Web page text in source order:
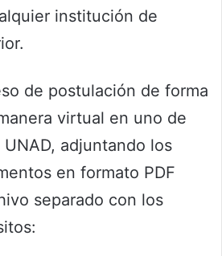
institución de
de postulación de forma
virtual en uno de
adjuntando los
en formato PDF
separado con los